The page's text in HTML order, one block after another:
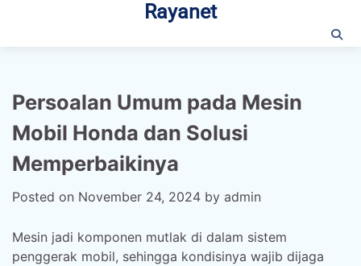
content
Rayanet
Persoalan Umum pada Mesin
Mobil Honda dan Solusi
Memperbaikinya
Posted on November 24, 2024 by admin
Mesin jadi komponen mutlak di dalam sistem
penggerak mobil, sehingga kondisinya wajib dijaga